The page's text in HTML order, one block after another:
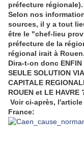
préfecture régionale).
Selon nos
sources, il y a tout
être le "chef-lieu
préfecture de la
régional irait à Rouen.
Dira-t-on donc
SEULE SOLUTION
CAPITALE
ROUEN et LE HAVRE
Voir ci-après,
France: